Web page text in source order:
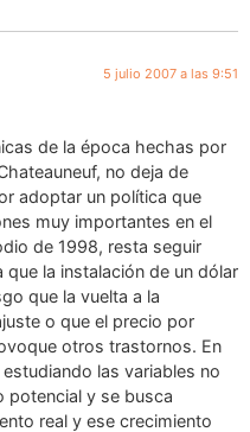
5 julio 2007 a las 9:51
de la época hechas por
no deja de
adoptar un política que
muy importantes en el
de 1998, resta seguir
la instalación de un dólar
que la vuelta a la
o que el precio por
otros trastornos. En
las variables no
potencial y se busca
real y ese crecimiento